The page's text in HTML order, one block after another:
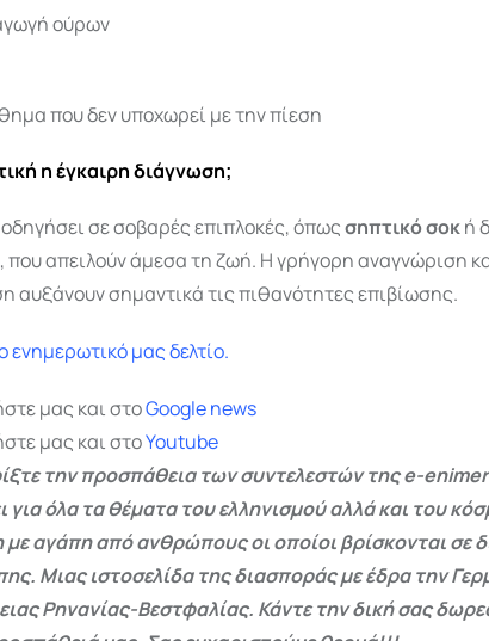
ούρων
που δεν υποχωρεί με την πίεση
η έγκαιρη διάγνωση;
σε σοβαρές επιπλοκές, όπωςσηπτικό σοκή
που απειλούν άμεσα τη ζωή. Η γρήγορη αναγνώριση
αυξάνουν σημαντικά τις πιθανότητες επιβίωσης.
ενημερωτικό μας δελτίο.
μας και στοGooglenews
μας και στοYoutube
την προσπάθεια των συντελεστών της e-
για όλα τα θέματα του ελληνισμού αλλά και του
με αγάπη από ανθρώπους οι οποίοι βρίσκονται σε
Μιας ιστοσελίδα της διασποράς με έδρα την
Ρηνανίας-Βεστφαλίας. Κάντε την δική σας